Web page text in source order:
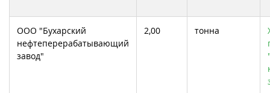
ООО "Бухарский
нефтеперерабатывающий
завод"
2,00 тонна